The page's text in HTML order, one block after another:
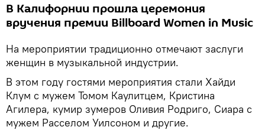
В Калифорнии прошла церемония
вручения премии Billboard Women in Music
На мероприятии традиционно отмечают заслуги
женщин в музыкальной индустрии.
В этом году гостями мероприятия стали Хайди
Клум с мужем Томом Каулитцем, Кристина
Агилера, кумир зумеров Оливия Родриго, Сиара с
мужем Расселом Уилсоном и другие.